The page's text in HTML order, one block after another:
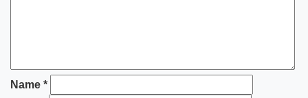
Name *